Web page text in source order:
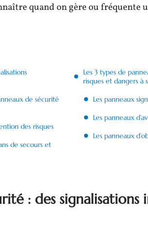
quand on gère ou fréquente
de sécurité
des risques
de secours et
Les 3 types de
risques et dangers à
Les panneaux
Les panneaux
Les panneaux
: des signalisations